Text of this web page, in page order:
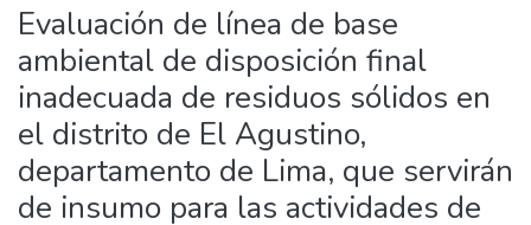
Estad. Externas
Guias ▾
Evaluación de línea de base
ambiental de disposición final
inadecuada de residuos sólidos en
el distrito de El Agustino,
departamento de Lima, que servirán
de insumo para las actividades de